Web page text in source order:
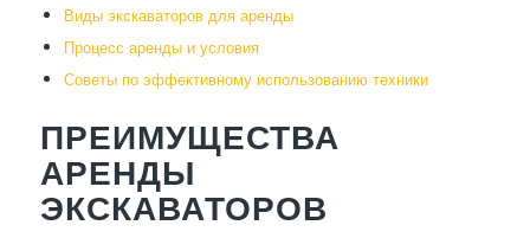
Виды экскаваторов для аренды
Процесс аренды и условия
Советы по эффективному использованию техники
ПРЕИМУЩЕСТВА
АРЕНДЫ
ЭКСКАВАТОРОВ